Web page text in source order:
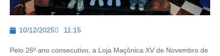
10/12/2025 11:15
Pelo 26º ano consecutivo, a Loja Maçônica XV de Novembro de